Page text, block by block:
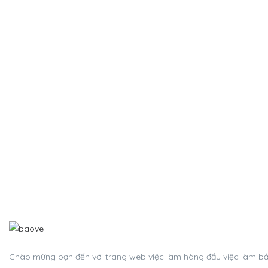
Chào mừng bạn đến với trang web việc làm hàng đầu việc làm